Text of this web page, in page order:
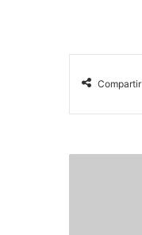
Compartir